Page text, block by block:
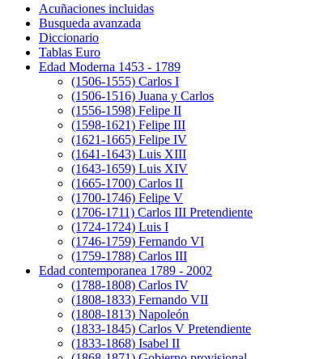
Acuñaciones incluidas
Busqueda avanzada
Diccionario
Tablas Euro
Edad Moderna 1453 - 1789
(1506-1555) Carlos I
(1506-1516) Juana y Carlos
(1556-1598) Felipe II
(1598-1621) Felipe III
(1621-1665) Felipe IV
(1641-1643) Luis XIII
(1643-1659) Luis XIV
(1665-1700) Carlos II
(1700-1746) Felipe V
(1706-1711) Carlos III Pretendiente
(1724-1724) Luis I
(1746-1759) Fernando VI
(1759-1788) Carlos III
Edad contemporanea 1789 - 2002
(1788-1808) Carlos IV
(1808-1833) Fernando VII
(1808-1813) Napoleón
(1833-1845) Carlos V Pretendiente
(1833-1868) Isabel II